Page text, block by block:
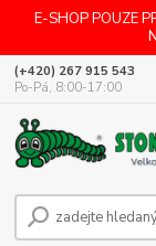
E-SHOP POUZE
(+420) 267 915 543
Po-Pá, 8:00-17:00